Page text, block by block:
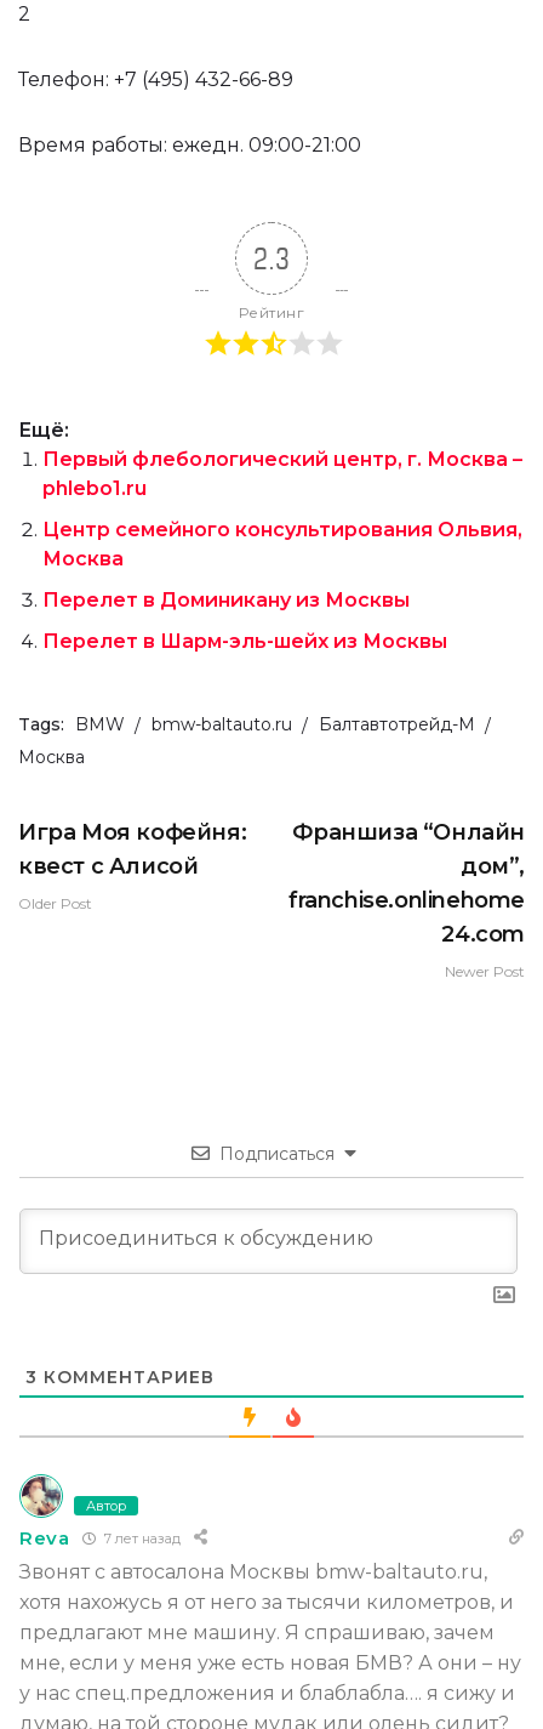
2
Телефон: +7 (495) 432-66-89
Время работы: ежедн. 09:00-21:00
2.3
Рейтинг
Ещё:
Первый флебологический центр, г. Москва –
phlebo1.ru
Центр семейного консультирования Ольвия,
Москва
Перелет в Доминикану из Москвы
Перелет в Шарм-эль-шейх из Москвы
Tags: BMW bmw-baltauto.ru
Балтавтотрейд-М
Москва
Игра Моя кофейня:
квест с Алисой
Older Post
Франшиза “Онлайн
дом”,
franchise.onlinehome
24.com
Newer Post
Подписаться
3 КОММЕНТАРИЕВ
Автор
Reva 7 лет назад
Звонят с автосалона Москвы bmw-baltauto.ru,
хотя нахожусь я от него за тысячи километров, и
предлагают мне машину. Я спрашиваю, зачем
мне, если у меня уже есть новая БМВ? А они – ну
у нас спец.предложения и блаблабла…. я сижу и
думаю, на той стороне мудак или олень сидит?